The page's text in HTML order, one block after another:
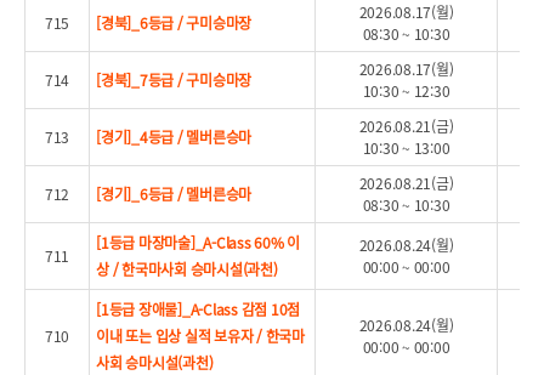
715 [경북]_6등급 / 구미승마장
2026.08.17(월)
08:30 ~ 10:30
714 [경북]_7등급 / 구미승마장
2026.08.17(월)
10:30 ~ 12:30
713 [경기]_4등급 / 멜버른승마
2026.08.21(금)
10:30 ~ 13:00
712 [경기]_6등급 / 멜버른승마
2026.08.21(금)
08:30 ~ 10:30
711
[1등급 마장마술]_A-Class 60% 이
상 / 한국마사회 승마시설(과천)
2026.08.24(월)
00:00 ~ 00:00
710
[1등급 장애물]_A-Class 감점 10점
이내 또는 입상 실적 보유자 / 한국마
사회 승마시설(과천)
2026.08.24(월)
00:00 ~ 00:00